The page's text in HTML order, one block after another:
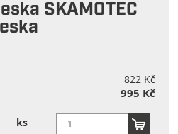
SKAMOTEC
822 Kč
995 Kč
ks